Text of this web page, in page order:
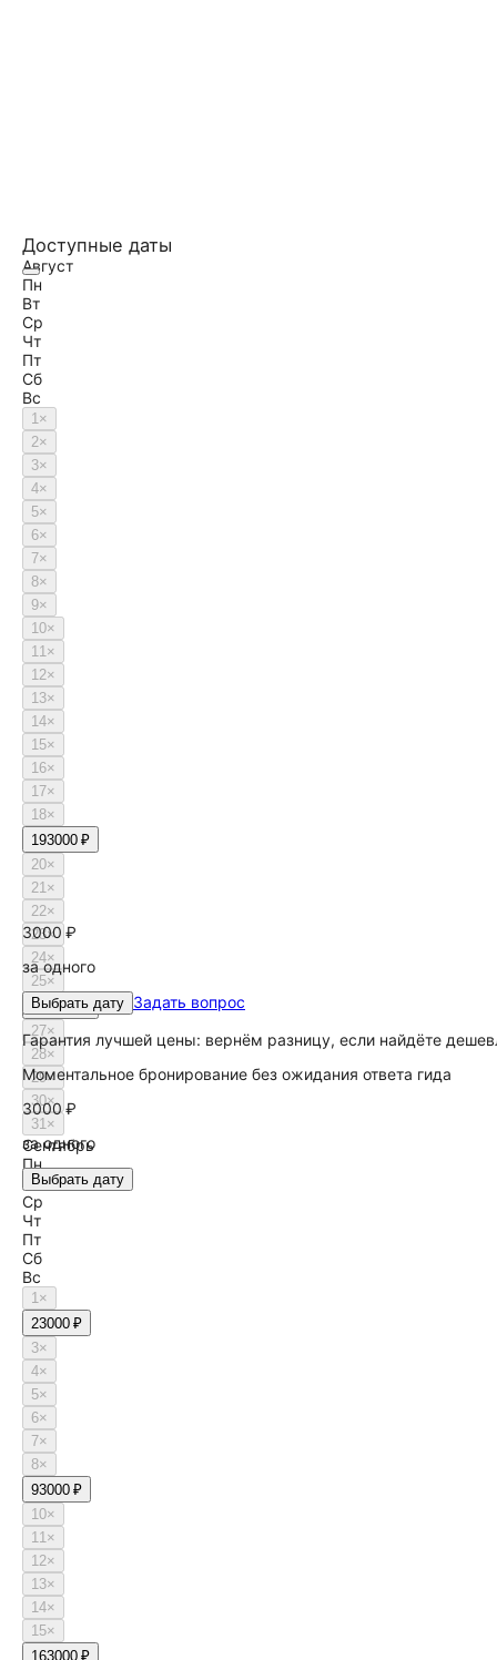
Доступные даты
Август
Пн
Вт
Ср
Чт
Пт
Сб
Вс
1×
2×
3×
4×
5×
6×
7×
8×
9×
10×
11×
12×
13×
14×
15×
16×
17×
18×
193000 ₽
20×
21×
22×
23×
24×
25×
263000 ₽
27×
28×
29×
30×
31×
Сентябрь
Пн
Вт
Ср
Чт
Пт
Сб
Вс
1×
23000 ₽
3×
4×
5×
6×
7×
8×
93000 ₽
10×
11×
12×
13×
14×
15×
163000 ₽
3000 ₽
за одного
Выбрать дату Задать вопрос
Гарантия лучшей цены: вернём разницу, если найдёте
Моментальное бронирование без ожидания ответа гида
3000 ₽
за одного
Выбрать дату